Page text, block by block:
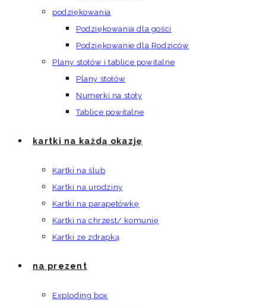
podziękowania
Podziękowania dla gości
Podziękowanie dla Rodziców
Plany stołów i tablice powitalne
Plany stołów
Numerki na stoły
Tablice powitalne
kartki na każdą okazję
Kartki na ślub
Kartki na urodziny
Kartki na parapetówkę
Kartki na chrzest/ komunię
Kartki ze zdrapką
na prezent
Exploding box